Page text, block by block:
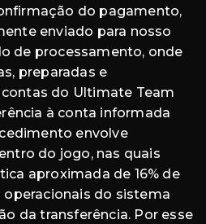
do pagamento,
enviado para nosso
de processamento, onde
preparadas e
do Ultimate Team
à conta informada
envolve
do jogo, nas quais
aproximada de 16% de
operacionais do sistema
da transferência. Por esse